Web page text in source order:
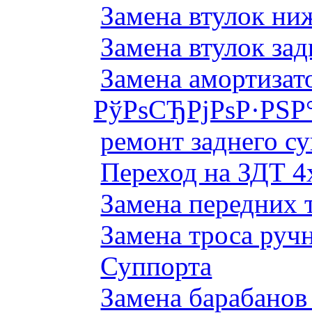
Замена втулок
Замена втулок
Замена
ремонт заднего
Переход на ЗДТ
Замена передних
Замена троса
Суппорта
Замена